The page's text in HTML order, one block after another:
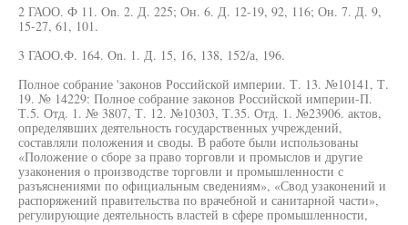
2 ГАОО. Ф 11. On. 2. Д. 225; Он. 6. Д. 12-19, 92, 116; Он. 7. Д. 9,
15-27, 61, 101.
3 ГАОО.Ф. 164. On. 1. Д. 15, 16, 138, 152/а, 196.
Полное собрание 'законов Российской империи. Т. 13. №10141, Т.
19. № 14229: Полное собрание законов Российской империи-П.
Т.5. Отд. 1. № 3807, Т. 12. №10303, Т.35. Отд. 1. №23906. актов,
определявших деятельность государственных учреждений,
составляли положения и своды. В работе были использованы
«Положение о сборе за право торговли и промыслов и другие
узаконения о производстве торговли и промышленности с
разъяснениями по официальным сведениям», «Свод узаконений и
распоряжений правительства по врачебной и санитарной части»,
регулирующие деятельность властей в сфере промышленности,